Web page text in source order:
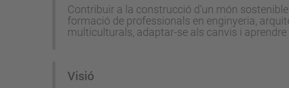
Contribuir a la construcció d’un món
formació de professionals en enginyeria,
multiculturals, adaptar-se als canvis i aprendre
Visió